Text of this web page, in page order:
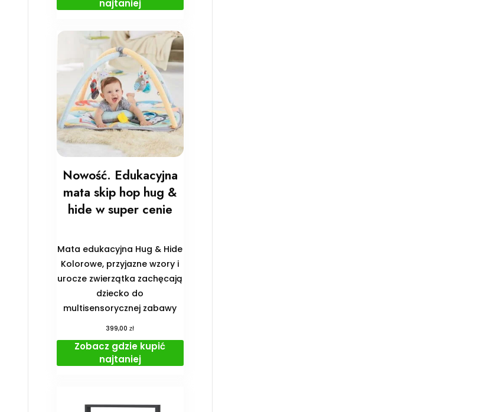
najtaniej
Nowość. Edukacyjna
mata skip hop hug &
hide w super cenie
Mata edukacyjna Hug & Hide
Kolorowe, przyjazne wzory i
urocze zwierzątka zachęcają
dziecko do
multisensorycznej zabawy
399,00zł
Zobacz gdzie kupić
najtaniej